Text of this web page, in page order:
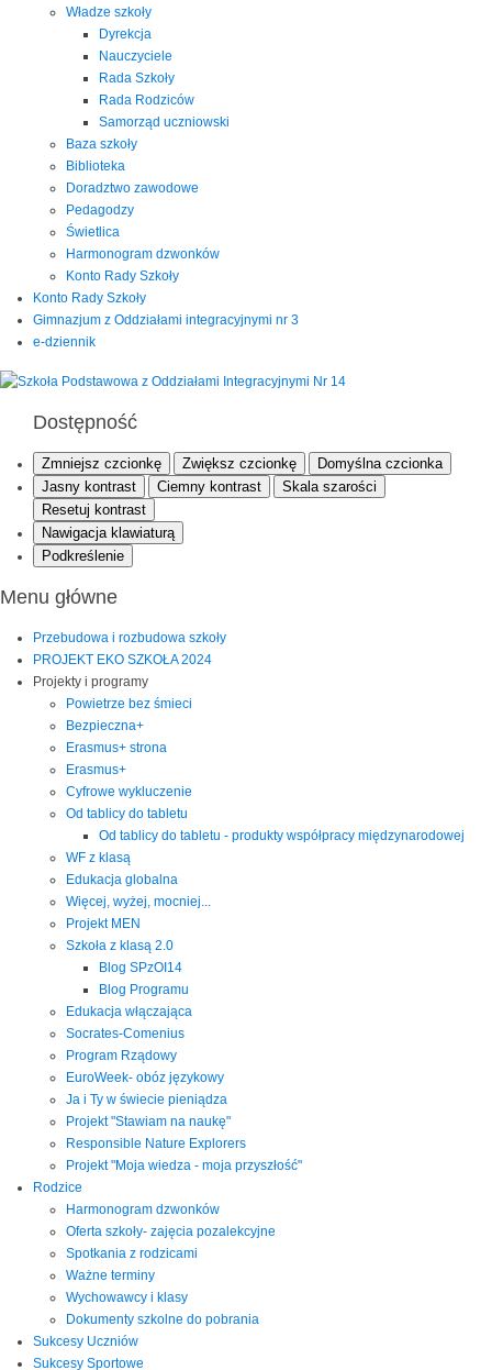
Władze szkoły
Dyrekcja
Nauczyciele
Rada Szkoły
Rada Rodziców
Samorząd uczniowski
Baza szkoły
Biblioteka
Doradztwo zawodowe
Pedagodzy
Świetlica
Harmonogram dzwonków
Konto Rady Szkoły
Konto Rady Szkoły
Gimnazjum z Oddziałami integracyjnymi nr 3
e-dziennik
Dostępność
Zmniejsz czcionkę Zwiększ czcionkę
Domyślna czcionka
Jasny kontrast
Ciemny kontrast
Skala szarości
Resetuj kontrast
Nawigacja klawiaturą
Podkreślenie
Menu główne
Przebudowa i rozbudowa szkoły
PROJEKT EKO SZKOŁA 2024
Projekty i programy
Powietrze bez śmieci
Bezpieczna+
Erasmus+ strona
Erasmus+
Cyfrowe wykluczenie
Od tablicy do tabletu
Od tablicy do tabletu - produkty współpracy międzynarodowej
WF z klasą
Edukacja globalna
Więcej, wyżej, mocniej...
Projekt MEN
Szkoła z klasą 2.0
Blog SPzOI14
Blog Programu
Edukacja włączająca
Socrates-Comenius
Program Rządowy
EuroWeek- obóz językowy
Ja i Ty w świecie pieniądza
Projekt "Stawiam na naukę"
Responsible Nature Explorers
Projekt "Moja wiedza - moja przyszłość"
Rodzice
Harmonogram dzwonków
Oferta szkoły- zajęcia pozalekcyjne
Spotkania z rodzicami
Ważne terminy
Wychowawcy i klasy
Dokumenty szkolne do pobrania
Sukcesy Uczniów
Sukcesy Sportowe